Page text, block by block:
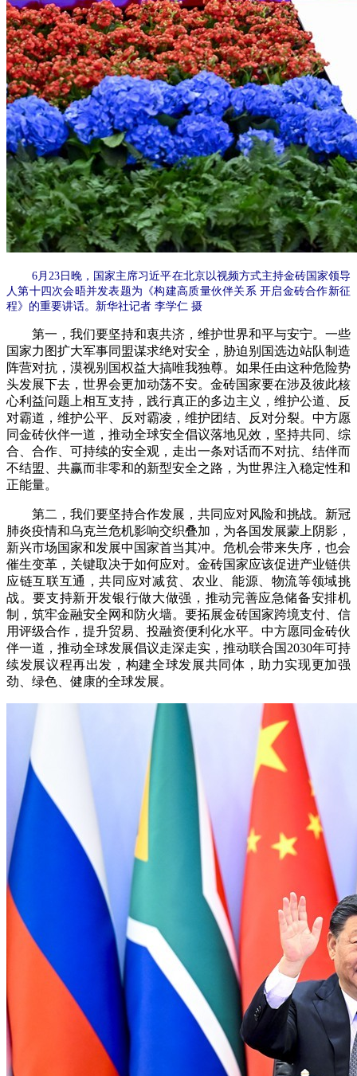
6月23日晚，国家主席习近平在北京以视频方式主持金砖国家领导
人第十四次会晤并发表题为《构建高质量伙伴关系 开启金砖合作新征
程》的重要讲话。新华社记者 李学仁 摄
第一，我们要坚持和衷共济，维护世界和平与安宁。一些
国家力图扩大军事同盟谋求绝对安全，胁迫别国选边站队制造
阵营对抗，漠视别国权益大搞唯我独尊。如果任由这种危险势
头发展下去，世界会更加动荡不安。金砖国家要在涉及彼此核
心利益问题上相互支持，践行真正的多边主义，维护公道、反
对霸道，维护公平、反对霸凌，维护团结、反对分裂。中方愿
同金砖伙伴一道，推动全球安全倡议落地见效，坚持共同、综
合、合作、可持续的安全观，走出一条对话而不对抗、结伴而
不结盟、共赢而非零和的新型安全之路，为世界注入稳定性和
正能量。
第二，我们要坚持合作发展，共同应对风险和挑战。新冠
肺炎疫情和乌克兰危机影响交织叠加，为各国发展蒙上阴影，
新兴市场国家和发展中国家首当其冲。危机会带来失序，也会
催生变革，关键取决于如何应对。金砖国家应该促进产业链供
应链互联互通，共同应对减贫、农业、能源、物流等领域挑
战。要支持新开发银行做大做强，推动完善应急储备安排机
制，筑牢金融安全网和防火墙。要拓展金砖国家跨境支付、信
用评级合作，提升贸易、投融资便利化水平。中方愿同金砖伙
伴一道，推动全球发展倡议走深走实，推动联合国2030年可持
续发展议程再出发，构建全球发展共同体，助力实现更加强
劲、绿色、健康的全球发展。